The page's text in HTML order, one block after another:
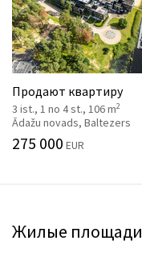
Продают квартиру
3 ist., 1 no 4 st., 106 m2
Ādažu novads, Baltezers
275 000 EUR
Жилые площади